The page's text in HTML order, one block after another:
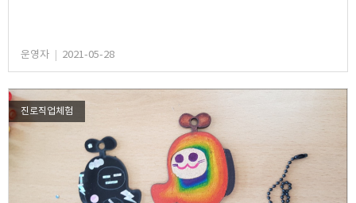
운영자 2021-05-28
진로직업체험